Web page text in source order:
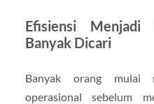
Efisiensi Menjadi
Banyak Dicari
Banyak orang mulai
operasional sebelum